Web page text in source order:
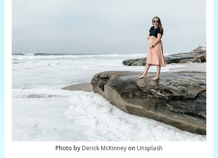
Photo by Derick McKinneyon Unsplash